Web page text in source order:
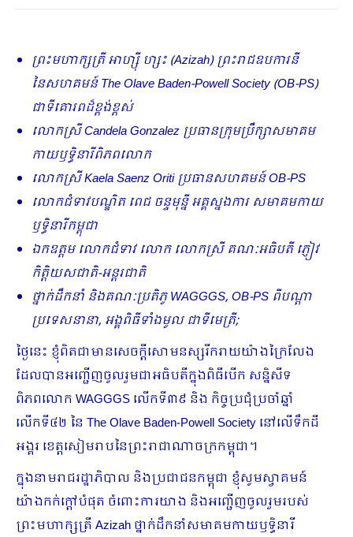
ព្រះមហាក្សត្រី អាហ្ស៊ី ហ្សះ (Azizah) ព្រះរាជឧបការនី
នៃសហគមន៍ The Olave Baden-Powell Society (OB-PS)
ជាទីគោរពដ៏ខ្ពង់ខ្ពស់
លោកស្រីCandela Gonzalez ប្រធានក្រុមប្រឹក្សាសមាគម
កាយឫទ្ធិនារីពិភពលោក
លោកស្រីKaela Saenz Oriti ប្រធានសហគមន៍ OB-PS
លោកជំទាវបណ្ឌិត ពេជ ចន្ទមុន្នី អគ្គស្នងការ សមាគមកាយ
ឫទ្ធិនារីកម្ពុជា
ឯកឧត្តម លោកជំទាវ លោក លោកស្រី គណៈអធិបតី ភ្ញៀវ
កិត្តិយសជាតិ-អន្តរជាតិ
ថ្នាក់ដឹកនាំ និងគណៈប្រតិភូWAGGGS, OB-PS ពីបណ្តា
ប្រទេសនានា, អង្គពិធីទាំងមូល ជាទីមេត្រី;
ថ្ងៃនេះ ខ្ញុំពិតជាមានសេចក្តីសោមនស្សរីករាយយ៉ាងក្រៃលែង
ដែលបានអញ្ជើញចូលរួមជាអធិបតីក្នុងពិធីបើក សន្និសីទ
ពិភពលោក WAGGGS លើកទី៣៩ និង កិច្ចប្រជុំប្រចាំឆ្នាំ
លើកទី៤២ នៃ The Olave Baden-Powell Society នៅលើទឹកដី
អង្គរ ខេត្តសៀមរាបនៃព្រះរាជាណាចក្រកម្ពុជា។
ក្នុងនាមរាជរដ្ឋាភិបាល និងប្រជាជនកម្ពុជា ខ្ញុំសូមស្វាគមន៍
យ៉ាងកក់ក្តៅបំផុត ចំពោះការយាង និងអញ្ជើញចូលរួមរបស់
ព្រះមហាក្សត្រី Azizah ថ្នាក់ដឹកនាំសមាគមកាយឫទ្ធិនារី